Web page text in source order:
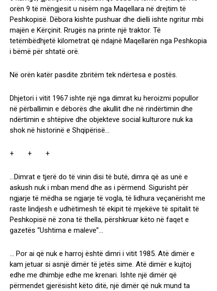
orën 9 të mëngjesit u nisëm nga Maqellara në drejtim të
Peshkopisë. Dëbora kishte pushuar dhe dielli ishte ngritur mbi
majën e Kërçinit. Rrugës na printe një traktor. Të
tetëmbëdhjetë kilometrat që ndajnë Maqellarën nga Peshkopia
i bëmë për shtatë orë.
Në orën katër pasdite zbritëm tek ndërtesa e postës.
Dhjetori i vitit 1967 ishte një nga dimrat ku heroizmi popullor
në përballimin e dëborës dhe akullit dhe në rindërtimin dhe
ndërtimin e shtëpive dhe objekteve social kulturore nuk ka
shok në historinë e Shqipërisë…
+ + +
…Dimrat e tjerë do të vinin disi të butë, dimra që as unë e
askush nuk i mban mend dhe as i përmend. Sigurisht për
ngjarje të mëdha se ngjarje të vogla, të lidhura veçanërisht me
raste lindjesh e udhëtimesh të ekipit të mjekëve të spitalit të
Peshkopisë në zona të thella, përshkruar këto në faqet e
gazetës “Ushtima e maleve”…
… Por ai që nuk e harroj është dimri i vitit 1985. Atë dimër e
kam jetuar si asnjë dimër të jetës sime. Atë dimër e kujtoj
edhe me dhimbje edhe me krenari. Ishte një dimër që
përmendet gjerësisht këto ditë, një dimër që nuk mund ta